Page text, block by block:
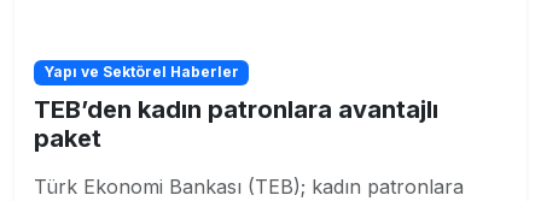
Yapı ve Sektörel Haberler
TEB’den kadın patronlara avantajlı
paket
Türk Ekonomi Bankası (TEB); kadın patronlara